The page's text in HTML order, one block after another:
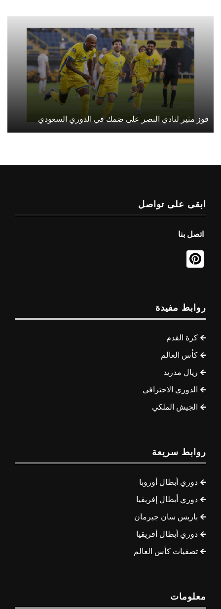
فوز مثير لنادي النصر على ضمك في الدوري السعودي
ابقى على تواصل
اتصل بنا
روابط مفيدة
كرة القدم
كأس العالم
ريال مدريد
الدوري الاحترافي
الجيش الملكي
روابط سريعة
دوري أبطال أوروبا
دوري أبطال إفريقيا
باريس سان جيرمان
دوري أبطال أفريقيا
تصفيات كأس العالم
معلومات